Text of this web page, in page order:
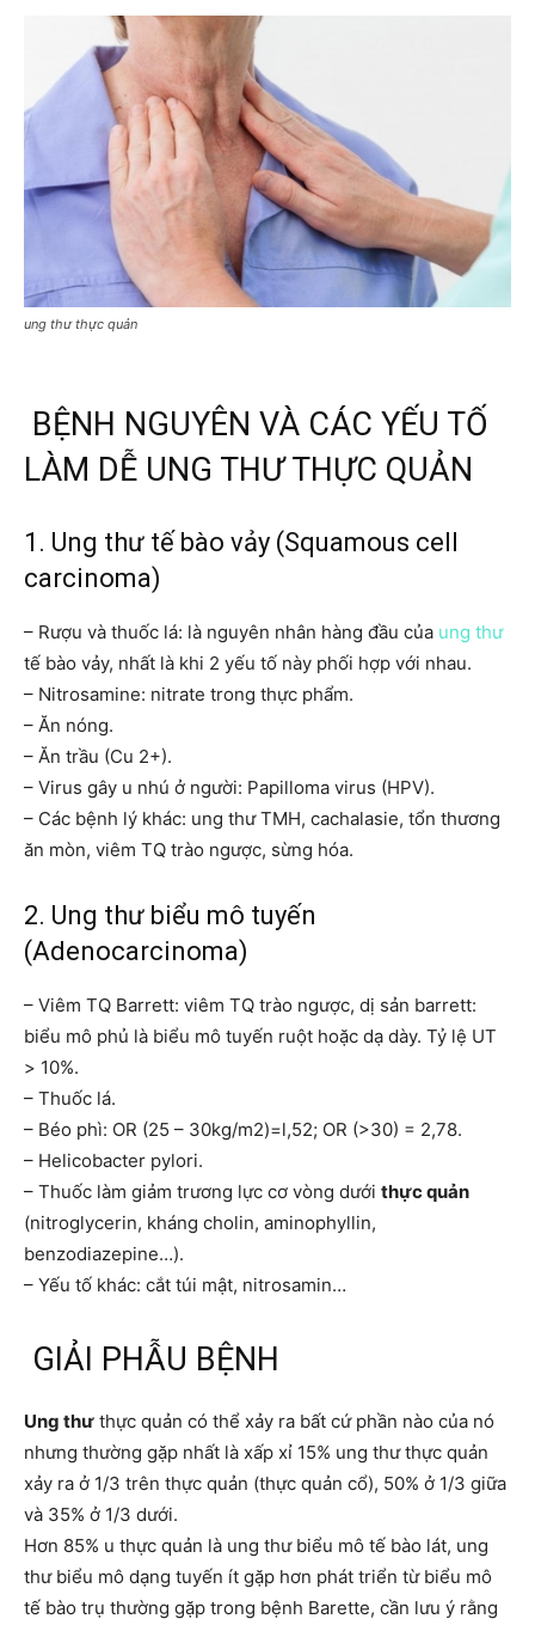
ung thư thực quản
BỆNH NGUYÊN VÀ CÁC YẾU TỐ
LÀM DỄ UNG THƯ THỰC QUẢN
1. Ung thư tế bào vảy (Squamous cell
carcinoma)
– Rượu và thuốc lá: là nguyên nhân hàng đầu của ung thư
tế bào vảy, nhất là khi 2 yếu tố này phối hợp với nhau.
– Nitrosamine: nitrate trong thực phẩm.
– Ăn nóng.
– Ăn trầu (Cu 2+).
– Virus gây u nhú ở người: Papilloma virus (HPV).
– Các bệnh lý khác: ung thư TMH, cachalasie, tổn thương
ăn mòn, viêm TQ trào ngược, sừng hóa.
2. Ung thư biểu mô tuyến
(Adenocarcinoma)
– Viêm TQ Barrett: viêm TQ trào ngược, dị sản barrett:
biểu mô phủ là biểu mô tuyến ruột hoặc dạ dày. Tỷ lệ UT
> 10%.
– Thuốc lá.
– Béo phì: OR (25 – 30kg/m2)=l,52; OR (>30) = 2,78.
– Helicobacter pylori.
– Thuốc làm giảm trương lực cơ vòng dưới thực quản
(nitroglycerin, kháng cholin, aminophyllin,
benzodiazepine…).
– Yếu tố khác: cắt túi mật, nitrosamin…
GIẢI PHẪU BỆNH
Ung thư thực quản có thể xảy ra bất cứ phần nào của nó
nhưng thường gặp nhất là xấp xỉ 15% ung thư thực quản
xảy ra ở 1/3 trên thực quản (thực quản cổ), 50% ở 1/3 giữa
và 35% ở 1/3 dưới.
Hơn 85% u thực quản là ung thư biểu mô tế bào lát, ung
thư biểu mô dạng tuyến ít gặp hơn phát triển từ biểu mô
tế bào trụ thường gặp trong bệnh Barette, cần lưu ý rằng